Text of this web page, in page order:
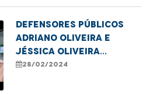
Defensores públicos
Adriano Oliveira e
Jéssica Oliveira
destacam campanha
28/02/2024